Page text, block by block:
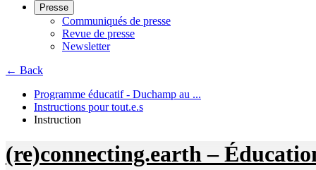
Presse
Communiqués de presse
Revue de presse
Newsletter
← Back
Programme éducatif - Duchamp au ...
Instructions pour tout.e.s
Instruction
(re)connecting.earth –